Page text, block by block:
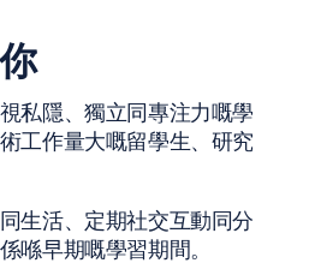
私隱、獨立同專注力嘅學
工作量大嘅留學生、研究
生活、定期社交互動同分
喺早期嘅學習期間。